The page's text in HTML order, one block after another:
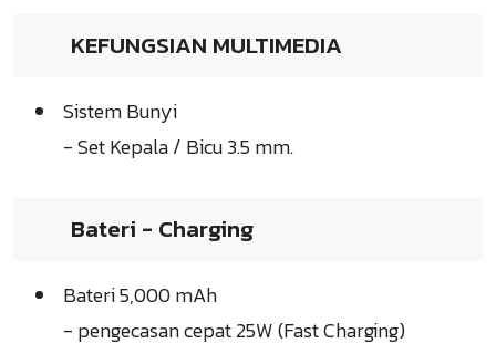
KEFUNGSIAN MULTIMEDIA
Sistem Bunyi
- Set Kepala / Bicu 3.5 mm.
Bateri - Charging
Bateri 5,000 mAh
- pengecasan cepat 25W (Fast Charging)